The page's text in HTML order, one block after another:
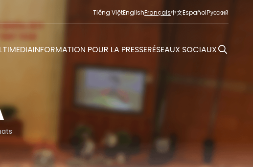
Tiếng ViệtEnglishFrançais中文EspañolРусский
INFORMATION POUR LA PRESSERÉSEAUX SOCIAUX